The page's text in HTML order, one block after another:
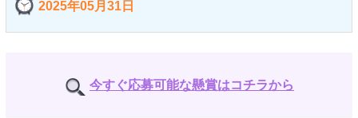
2025年05月31日
今すぐ応募可能な懸賞はコチラから